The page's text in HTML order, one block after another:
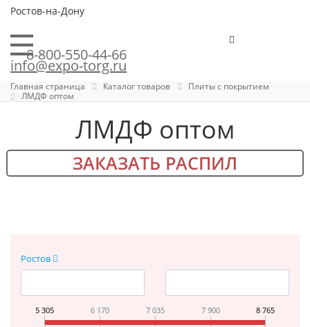
Ростов-на-Дону
8-800-550-44-66
info@expo-torg.ru
Главная страница Каталог товаров
Плиты с покрытием
ЛМДФ оптом
ЛМДФ оптом
ЗАКАЗАТЬ РАСПИЛ
Ростов
5 305 6 170 7 035 7 900 8 765